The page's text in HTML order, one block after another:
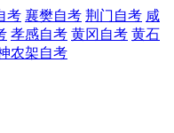
考 襄樊自考 荆门自考 咸
孝感自考 黄冈自考 黄石
农架自考